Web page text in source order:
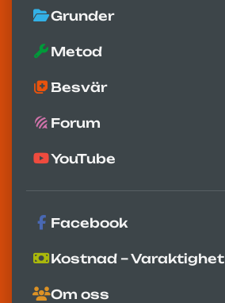
Grunder
Metod
Besvär
Forum
YouTube
Facebook
Kostnad – Varaktighet
Om oss